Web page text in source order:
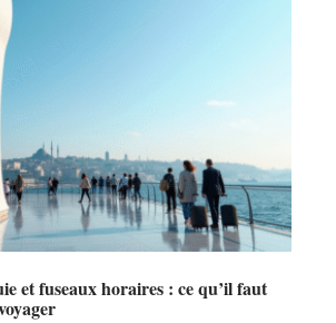
et fuseaux horaires : ce qu’il faut